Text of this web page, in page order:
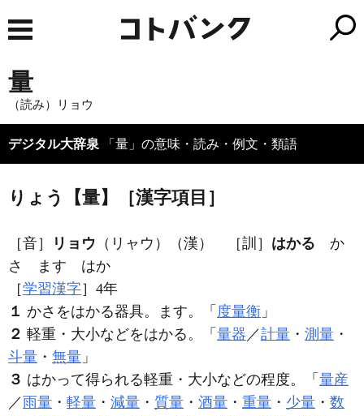
量
（読み）リョウ
デジタル大辞泉 「量」の意味・読み・例文・類語
りょう【量】［漢字項目］
［音］ リョウ （リャウ）（漢） ［訓］ はかる か
さ ます はか
［学習漢字］4年
１ かさをはかる器具。ます。「 度量衡 」
２ 軽重・大小などをはかる。「 量器 ／計量 ・ 測量 ・
斗量 ・ 無量 」
３ はかって得られる軽重・大小などの程度。「 量産
／ 雨量 ・ 軽量 ・ 減量 ・ 質量 ・ 酒量 ・ 重量 ・ 少量 ・ 数